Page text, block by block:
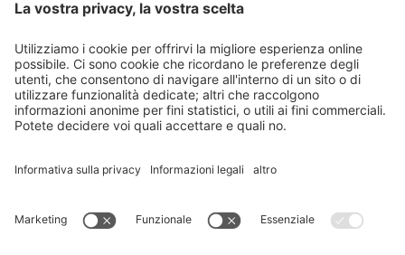
Ho preso nota delle norme sulla protezione dei dati.
© Vitalpina Hotels Südtirol . Informativa privacy
.